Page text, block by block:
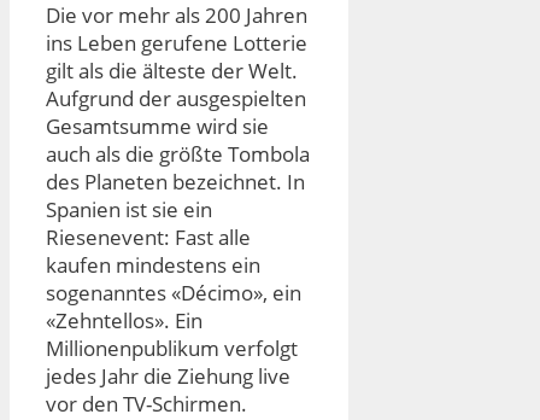
Die vor mehr als 200 Jahren
ins Leben gerufene Lotterie
gilt als die älteste der Welt.​
Aufgrund der ausgespielten
Gesamtsumme wird sie
auch als die größte Tombola
des Planeten bezeichnet. In
Spanien ist sie ein
Riesenevent: Fast alle
kaufen mindestens ein
sogenanntes «Décimo», ein
«Zehntellos». Ein
Millionenpublikum verfolgt
jedes Jahr die Ziehung live
vor den TV-Schirmen.